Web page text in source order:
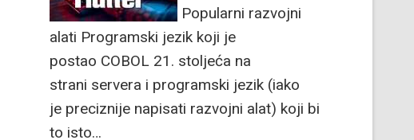
Popularni razvojni
alati Programski jezik koji je
postao COBOL 21. stoljeća na
strani servera i programski jezik (iako
je preciznije napisati razvojni alat) koji bi
to isto…